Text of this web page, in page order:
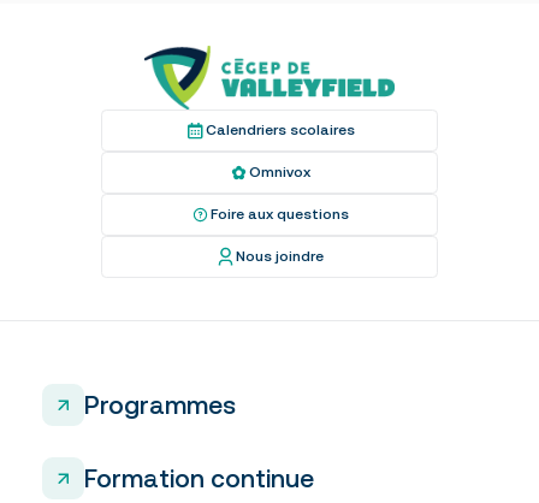
Calendriers scolaires
Omnivox
Foire aux questions
Nous joindre
Programmes
Formation continue